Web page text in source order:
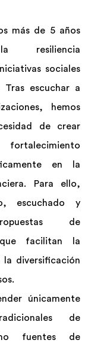
más de 5 años
resiliencia
sociales
Tras escuchar a
hemos
de crear
en la
Para ello,
escuchado y
de
que facilitan la
la diversificación
únicamente
de
fuentes de